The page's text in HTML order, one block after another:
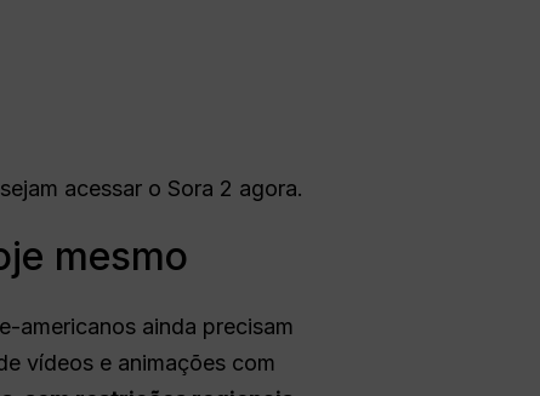
acessar o Sora 2 agora.
mesmo
americanos ainda precisam
vídeos e animações com